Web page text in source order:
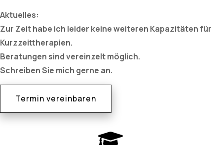
Aktuelles:
Zur Zeit habe ich leider keine weiteren Kapazitäten für
Kurzzeittherapien.
Beratungen sind vereinzelt möglich.
Schreiben Sie mich gerne an.
Termin vereinbaren